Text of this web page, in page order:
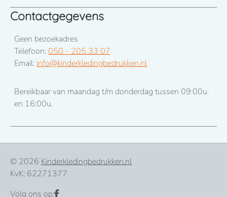
Contactgegevens
Geen bezoekadres
Telefoon: 050 - 205 33 07
Email: info@kinderkledingbedrukken.nl
Bereikbaar van maandag t/m donderdag tussen 09:00u.
en 16:00u.
© 2026 Kinderkledingbedrukken.nl
KvK: 62271377
Volg ons op: